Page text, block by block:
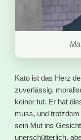
Kato ist das Herz
zuverlässig,
keiner tut. Er hat
muss, und
sein Mut ins
unerschütterlich,